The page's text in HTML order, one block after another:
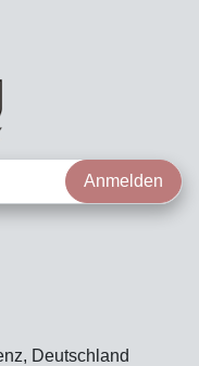
Anmelden
Deutschland